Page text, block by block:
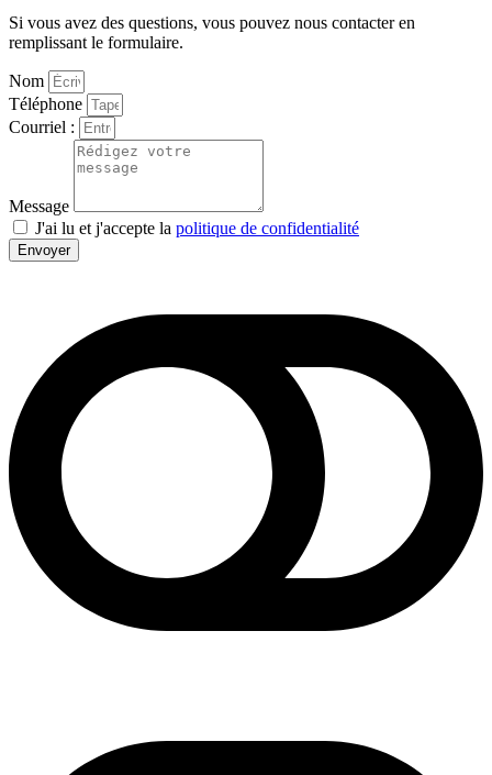
Si vous avez des questions, vous pouvez nous contacter en
remplissant le formulaire.
Nom
Téléphone
Courriel :
Message
J'ai lu et j'accepte la politique de confidentialité
Envoyer